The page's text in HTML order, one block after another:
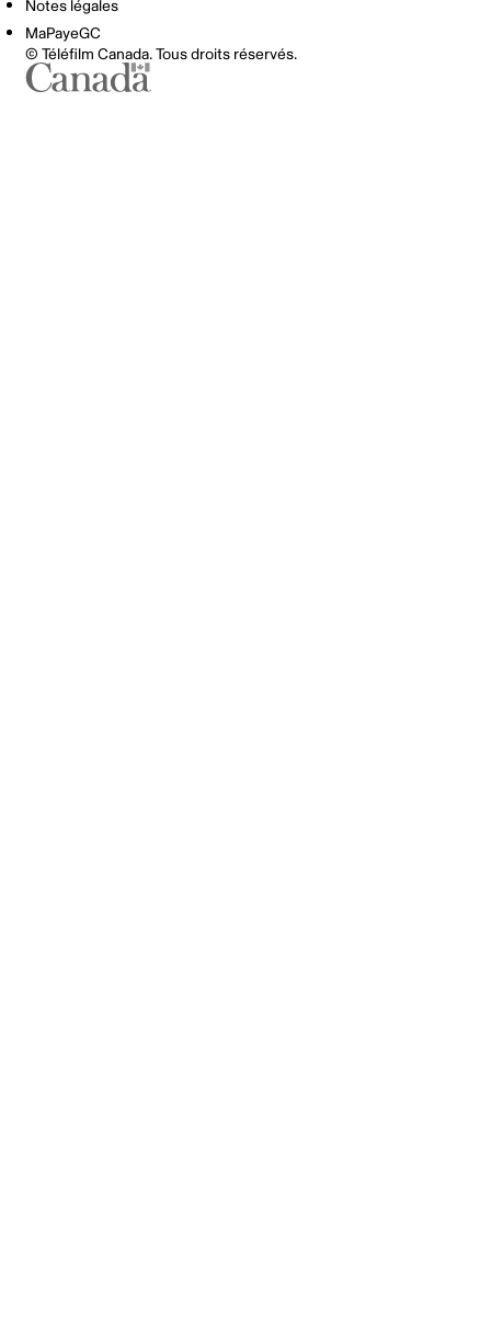
Notes légales
MaPayeGC
© Téléfilm Canada. Tous droits réservés.